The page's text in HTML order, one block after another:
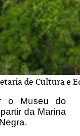
de Cultura e
o Museu do
da Marina